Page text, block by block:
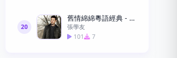
20
舊情綿綿粵語經典 - 張學友下載高清
張學友
101
7